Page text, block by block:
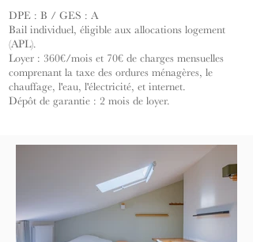
DPE : B / GES : A
Bail individuel, éligible aux allocations logement
(APL).
Loyer : 360€/mois et 70€ de charges mensuelles
comprenant la taxe des ordures ménagères, le
chauffage, l'eau, l'électricité, et internet.
Dépôt de garantie : 2 mois de loyer.